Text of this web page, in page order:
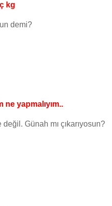
kg
demi?
ne yapmalıyım..
Günah mı çıkarıyosun?